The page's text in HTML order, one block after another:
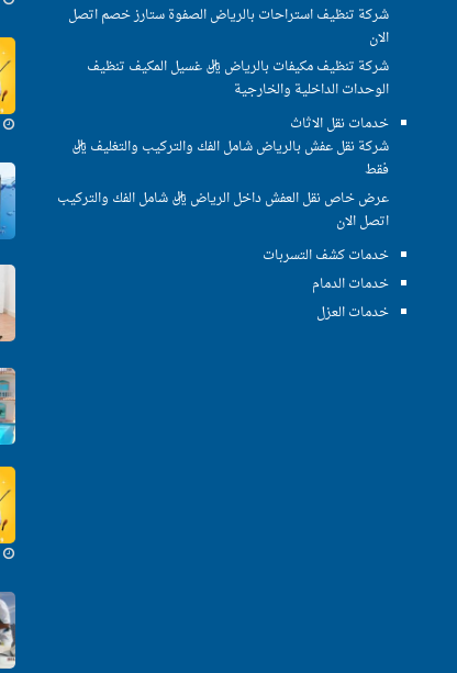
شركة تنظيف استراحات بالرياض الصفوة ستارز خصم اتصل
الان
شركة تنظيف مكيفات بالرياض ريال غسيل المكيف تنظيف
الوحدات الداخلية والخارجية
خدمات نقل الاثاث
شركة نقل عفش بالرياض شامل الفك والتركيب والتغليف ريال
فقط
عرض خاص نقل العفش داخل الرياض ريال شامل الفك والتركيب
اتصل الان
خدمات كشف التسربات
خدمات الدمام
خدمات العزل